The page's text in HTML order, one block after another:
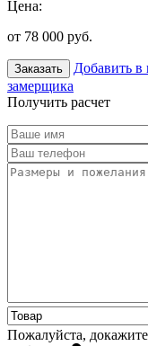
Цена:
от 78 000 руб.
Заказать Добавить в
замерщика
Получить расчет
Пожалуйста,